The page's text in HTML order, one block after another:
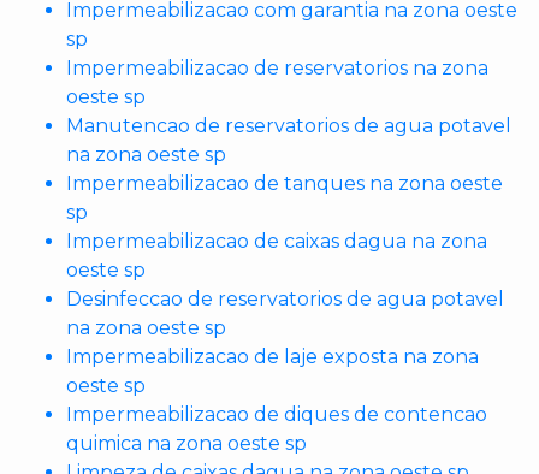
Impermeabilizacao com garantia na zona oeste
sp
Impermeabilizacao de reservatorios na zona
oeste sp
Manutencao de reservatorios de agua potavel
na zona oeste sp
Impermeabilizacao de tanques na zona oeste
sp
Impermeabilizacao de caixas dagua na zona
oeste sp
Desinfeccao de reservatorios de agua potavel
na zona oeste sp
Impermeabilizacao de laje exposta na zona
oeste sp
Impermeabilizacao de diques de contencao
quimica na zona oeste sp